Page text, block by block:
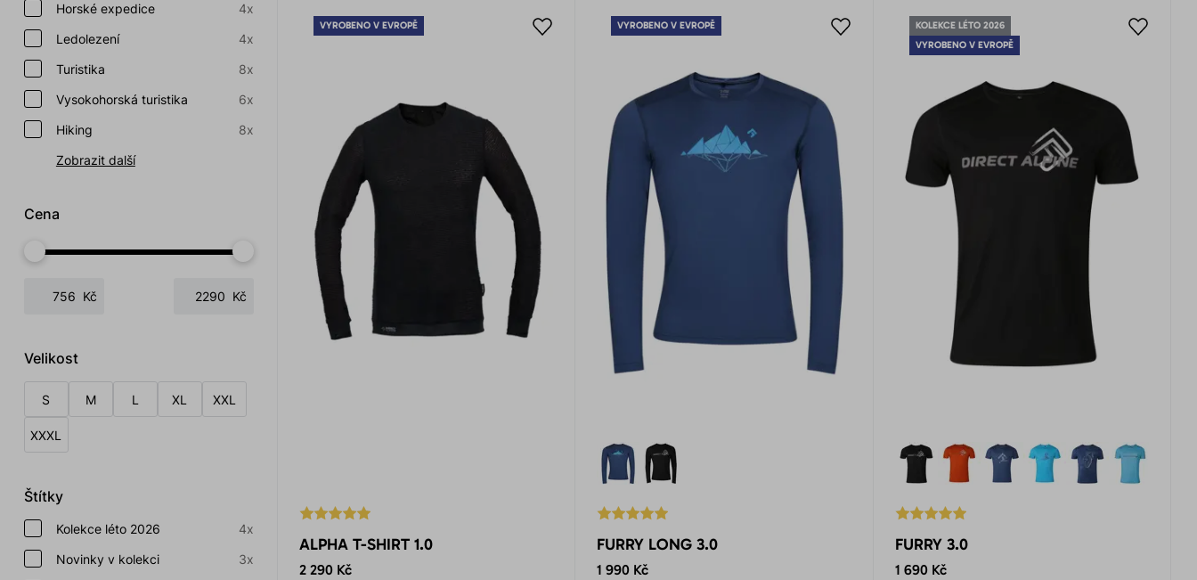
Horské expedice
4x
Ledolezení
4x
Turistika
8x
Vysokohorská turistika
6x
Hiking
8x
Zobrazit další
Cena
Kč Kč
Velikost
S M L XL XXL
XXXL
Štítky
Kolekce léto 2026
4x
Novinky v kolekci
3x
VYROBENO V EVROPĚ
ALPHA T-SHIRT 1.0
2 290 Kč
VYROBENO V EVROPĚ
FURRY LONG 3.0
1 990 Kč
KOLEKCE LÉTO 2026
VYROBENO V EVROPĚ
FURRY 3.0
1 690 Kč